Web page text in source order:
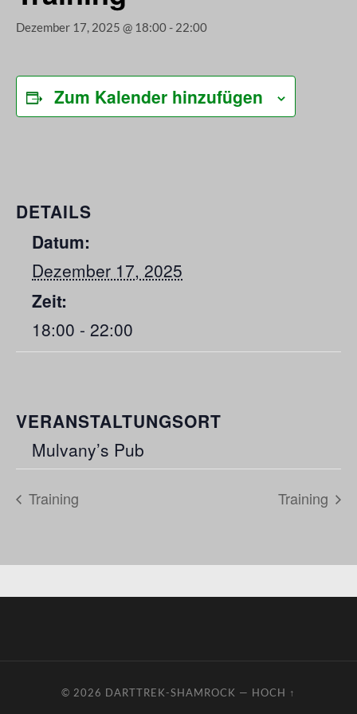
Dezember 17, 2025 @ 18:00- 22:00
Zum Kalender hinzufügen
DETAILS
Datum:
Dezember 17, 2025
Zeit:
18:00 - 22:00
VERANSTALTUNGSORT
Mulvany’s Pub
Training Training
© 2026 DARTTREK-SHAMROCK — HOCH ↑